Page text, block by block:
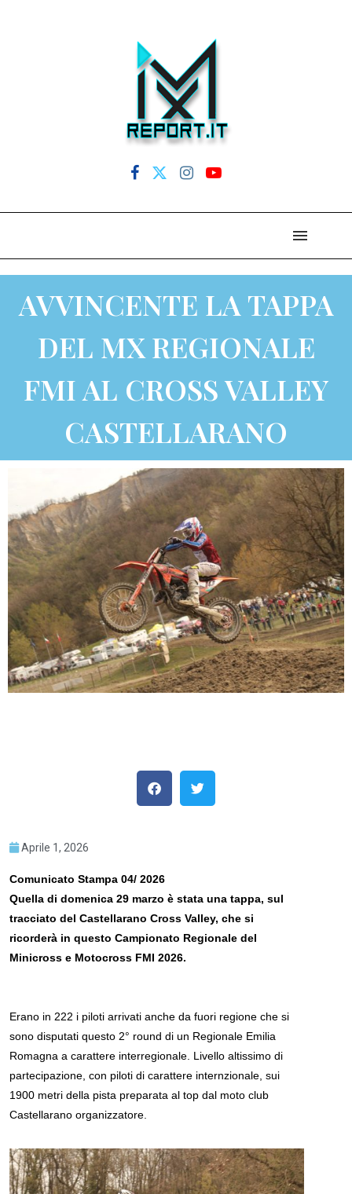
AVVINCENTE LA TAPPA
DEL MX REGIONALE
FMI AL CROSS VALLEY
CASTELLARANO
Aprile 1, 2026
Comunicato Stampa 04/ 2026
Quella di domenica 29 marzo è stata una tappa, sul
tracciato del Castellarano Cross Valley, che si
ricorderà in questo Campionato Regionale del
Minicross e Motocross FMI 2026.
Erano in 222 i piloti arrivati anche da fuori regione che si
sono disputati questo 2° round di un Regionale Emilia
Romagna a carattere interregionale. Livello altissimo di
partecipazione, con piloti di carattere internzionale, sui
1900 metri della pista preparata al top dal moto club
Castellarano organizzatore.